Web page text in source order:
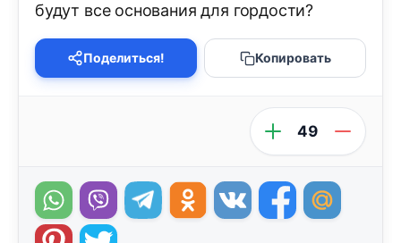
будут все основания для гордости?
Поделиться! Копировать
49